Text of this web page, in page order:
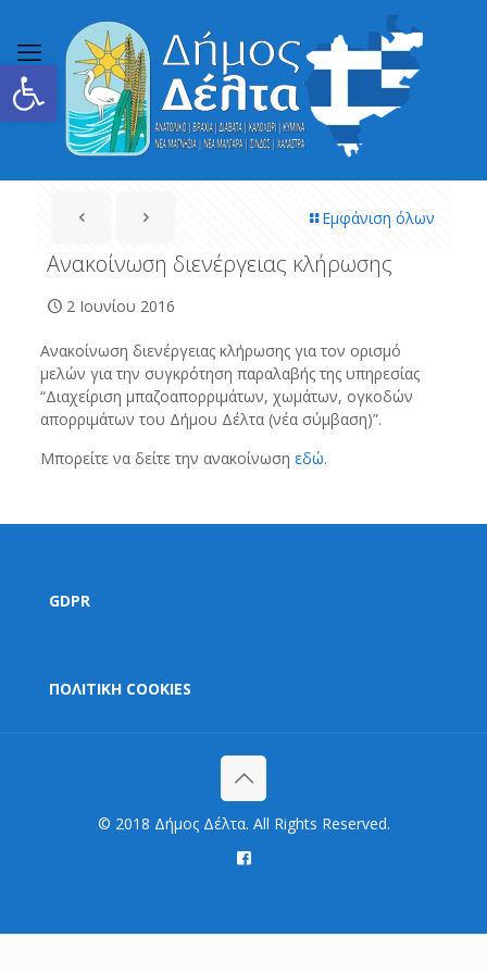
Ανοίξτε τη γραμμή εργαλείων
Εμφάνιση όλων
Ανακοίνωση διενέργειας κλήρωσης
2 Ιουνίου 2016
Ανακοίνωση διενέργειας κλήρωσης για τον ορισμό
μελών για την συγκρότηση παραλαβής της υπηρεσίας
“Διαχείριση μπαζοαπορριμάτων, χωμάτων, ογκοδών
απορριμάτων του Δήμου Δέλτα (νέα σύμβαση)”.
Μπορείτε να δείτε την ανακοίνωση εδώ.
GDPR
ΠΟΛΙΤΙΚΗ COOKIES
© 2018 Δήμος Δέλτα. All Rights Reserved.